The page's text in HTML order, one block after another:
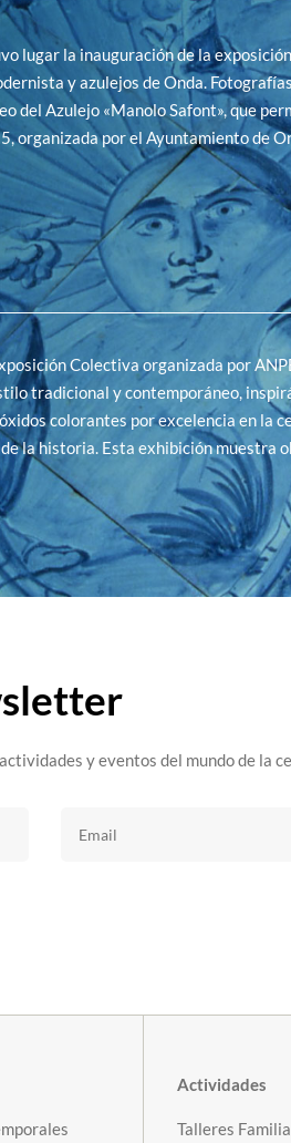
lugar la inauguración de la
y azulejos de Onda.
del Azulejo «Manolo Safont», que
organizada por el Ayuntamiento de
Colectiva organizada por
tradicional y contemporáneo,
colorantes por excelencia en la
la historia. Esta exhibición muestra
y eventos del mundo de la
Actividades
Talleres